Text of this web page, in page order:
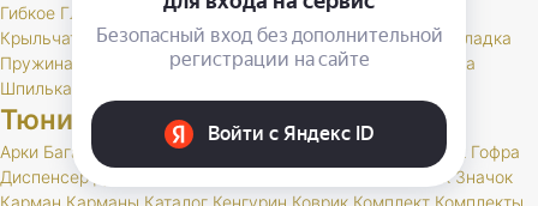
Гибкое Глушитель Клапан Кольцо Комплект Кронштейн
Крыльчатка
Набор Нейтрализатор Планка Подушка Прокладка
Пружина
Резонатор Скоба Труба Фланец Хомут
Шайба
Шпилька
Тюнинг и доп. оборудование
Арки Багажник Блокировка Воздухозаборник
Гофра
Диспенсер
Знак Значок
Карман Карманы Каталог Кенгурин Коврик Комплект Комплекты